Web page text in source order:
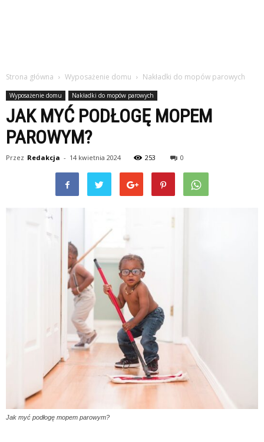
Strona główna Wyposażenie domu Nakładki do mopów parowych
Wyposażenie domu Nakładki do mopów parowych
JAK MYĆ PODŁOGĘ MOPEM
PAROWYM?
Przez Redakcja - 14 kwietnia 2024 253 0
Jak myć podłogę mopem parowym?